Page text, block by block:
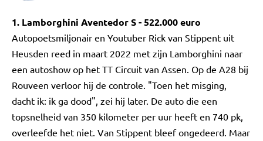
1. Lamborghini Aventedor S - 522.000 euro
Autopoetsmiljonair en Youtuber Rick van Stippent uit
Heusden reed in maart 2022 met zijn Lamborghini naar
een autoshow op het TT Circuit van Assen. Op de A28 bij
Rouveen verloor hij de controle. "Toen het misging,
dacht ik: ik ga dood", zei hij later. De auto die een
topsnelheid van 350 kilometer per uur heeft en 740 pk,
overleefde het niet. Van Stippent bleef ongedeerd. Maar